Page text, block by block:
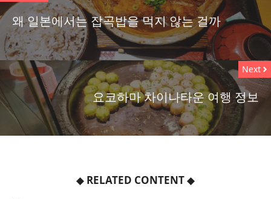
왜 일본에서는 잡곡밥을 먹지 않는 걸까
Next
요코하마 차이나타운 여행 정보
◆ RELATED CONTENT◆